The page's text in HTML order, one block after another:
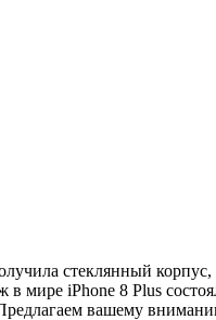
стеклянный
iPhone 8 Plus
вашему